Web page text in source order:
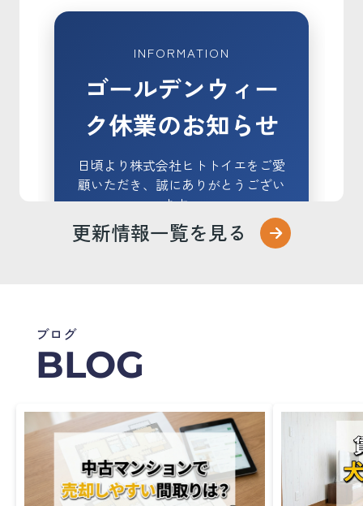
INFORMATION
ゴールデンウィー
ク休業のお知らせ
日頃より株式会社ヒトトイエをご愛
顧いただき、誠にありがとうござい
ます。
ンウィーク休業とさせていただきます。
5月3日（日）〜 5
月6日（水）
更新情報一覧を見る
ブログ
BLOG